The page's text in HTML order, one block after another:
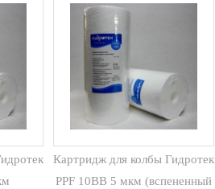
Картридж для колбы Гидротек
PPF 10BB 5 мкм (вспененный